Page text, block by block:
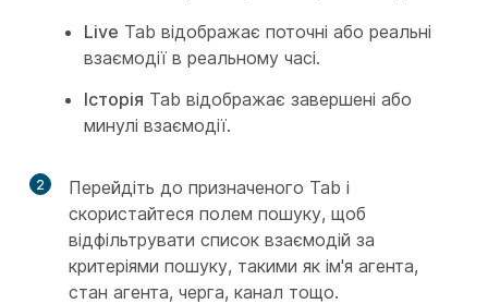
Live Tab відображає поточні або реальні
взаємодії в реальному часі.
Історія Tab відображає завершені або
минулі взаємодії.
2
Перейдіть до призначеного Tab і
скористайтеся полем пошуку, щоб
відфільтрувати список взаємодій за
критеріями пошуку, такими як ім'я агента,
стан агента, черга, канал тощо.